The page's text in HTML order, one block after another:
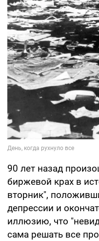
90 лет назад
биржевой крах в
вторник",
депрессии и
иллюзию, что
сама решать все